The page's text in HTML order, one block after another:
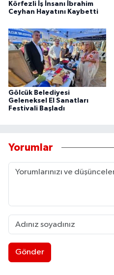
Körfezli İş İnsanı İbrahim
Ceyhan Hayatını Kaybetti
Gölcük Belediyesi
Geleneksel El Sanatları
Festivali Başladı
Yorumlar
Gönder